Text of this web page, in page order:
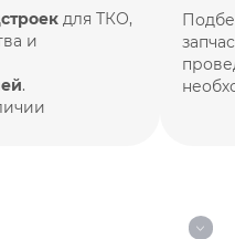
для ТКО,
и
.